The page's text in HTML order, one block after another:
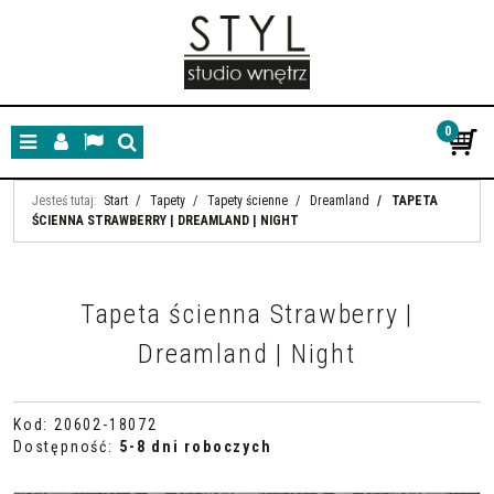
MenuPanelLangSzukaj
0
Jesteś tutaj: Start / Tapety / Tapety ścienne / Dreamland /
TAPETA
ŚCIENNA STRAWBERRY | DREAMLAND | NIGHT
Tapeta ścienna Strawberry |
Dreamland | Night
Kod : 20602-18072
Dostępność: 5-8 dni roboczych